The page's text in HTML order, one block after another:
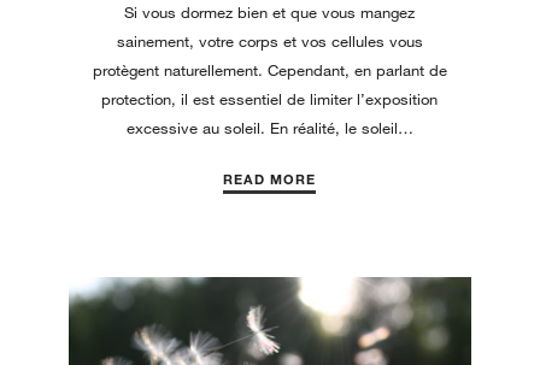
Si vous dormez bien et que vous mangez
sainement, votre corps et vos cellules vous
protègent naturellement. Cependant, en parlant de
protection, il est essentiel de limiter l’exposition
excessive au soleil. En réalité, le soleil…
READ MORE